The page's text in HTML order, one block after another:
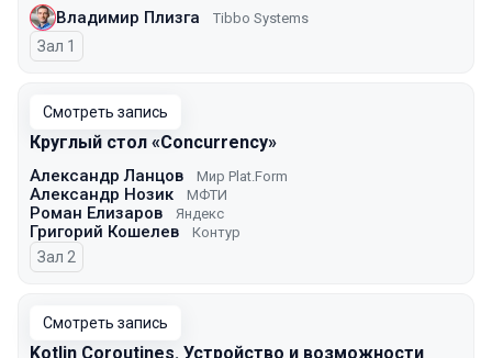
Владимир Плизга Tibbo Systems
Зал 1
Смотреть запись
Круглый стол «Concurrency»
Александр Ланцов Мир Plat.Form
Александр Нозик МФТИ
Роман Елизаров Яндекс
Григорий Кошелев Контур
Зал 2
Смотреть запись
Kotlin Coroutines. Устройство и возможности